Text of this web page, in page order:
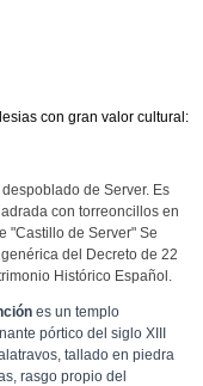
con gran valor cultural:
de Server. Es
con torreoncillos en
"Castillo de Server" Se
del Decreto de 22
Histórico Español.
es un templo
pórtico del siglo XIII
tallado en piedra
rasgo propio del